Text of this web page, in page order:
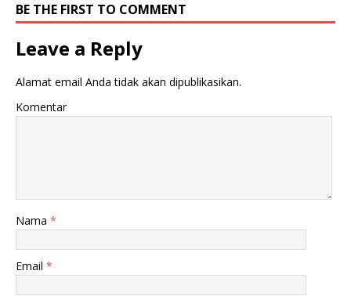
BE THE FIRST TO COMMENT
Leave a Reply
Alamat email Anda tidak akan dipublikasikan.
Komentar
Nama *
Email *